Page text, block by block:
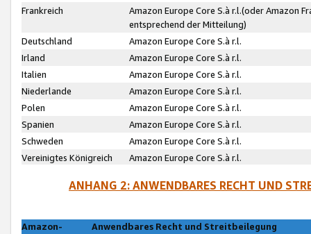
Frankreich
Amazon Europe Core S.à r.l.(oder Amazon
entsprechend der Mitteilung)
Deutschland
Amazon Europe Core S.à r.l.
Irland
Amazon Europe Core S.à r.l.
Italien
Amazon Europe Core S.à r.l.
Niederlande
Amazon Europe Core S.à r.l.
Polen
Amazon Europe Core S.à r.l.
Spanien
Amazon Europe Core S.à r.l.
Schweden
Amazon Europe Core S.à r.l.
Vereinigtes Königreich
Amazon Europe Core S.à r.l.
ANHANG 2: ANWENDBARES RECHT UND
Amazon-
Anwendbares Recht und Streitbeilegung